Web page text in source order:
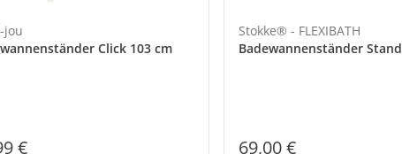
jou
Click 103 cm
€
Stokke® - FLEXIBATH
Badewannenständer Stand
69,00 €